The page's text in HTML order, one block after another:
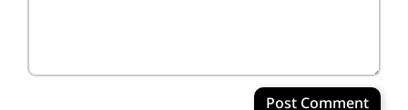
Post Comment